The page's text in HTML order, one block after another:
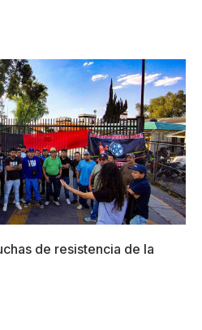
de resistencia de la